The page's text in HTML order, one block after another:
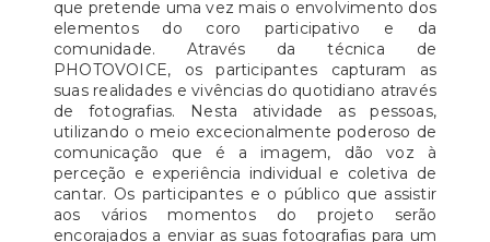
que pretende uma vez mais o envolvimento dos
elementos do coro participativo e da
comunidade. Através da técnica de
PHOTOVOICE, os participantes capturam as
suas realidades e vivências do quotidiano através
de fotografias. Nesta atividade as pessoas,
utilizando o meio excecionalmente poderoso de
comunicação que é a imagem, dão voz à
perceção e experiência individual e coletiva de
cantar. Os participantes e o público que assistir
aos vários momentos do projeto serão
encorajados a enviar as suas fotografias para um